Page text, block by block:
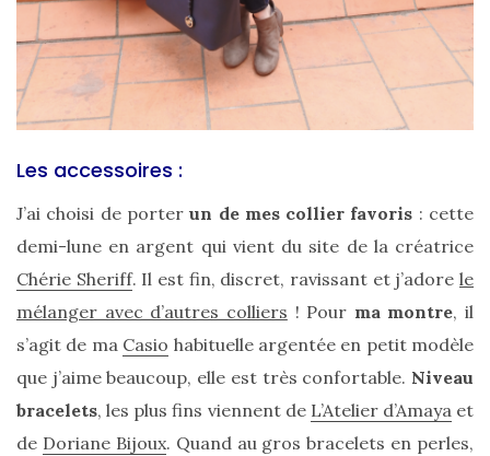
DIY/Recettes
(15)
Lecture/Séries
(13)
Vie
Mode
(502)
Actualités
mode
(5)
Les accessoires :
J’ai choisi de porterun de mes collier favoris : cette
demi-lune en argent qui vient du site de la créatrice
Chérie Sheriff. Il est fin, discret, ravissant et j’adorele
mélanger avec d’autres colliers ! Pour ma montre, il
s’agit de ma Casio habituelle argentée en petit modèle
que j’aime beaucoup, elle est très confortable. Niveau
bracelets, les plus fins viennent de L’Atelier d’Amayaet
de Doriane Bijoux. Quand au gros bracelets en perles,